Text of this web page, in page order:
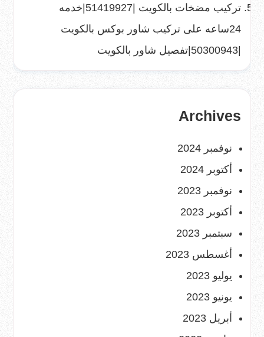
تركيب مضخات بالكويت |51419927|خدمه
24ساعه
على تركيب شاور بوكس بالكويت
|50300943|تفصيل شاور بالكويت
Archives
نوفمبر 2024
أكتوبر 2024
نوفمبر 2023
أكتوبر 2023
سبتمبر 2023
أغسطس 2023
يوليو 2023
يونيو 2023
أبريل 2023